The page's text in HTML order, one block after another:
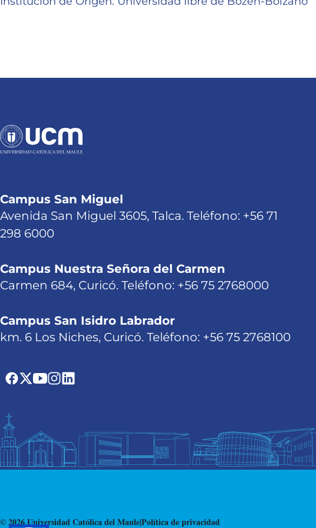
Campus San Miguel
Avenida San Miguel 3605, Talca. Teléfono: +56 71
298 6000
Campus Nuestra Señora del Carmen
Carmen 684, Curicó. Teléfono: +56 75 2768000
Campus San Isidro Labrador
km. 6 Los Niches, Curicó. Teléfono: +56 75 2768100
© 2026 Universidad Católica del Maule|Política de privacidad